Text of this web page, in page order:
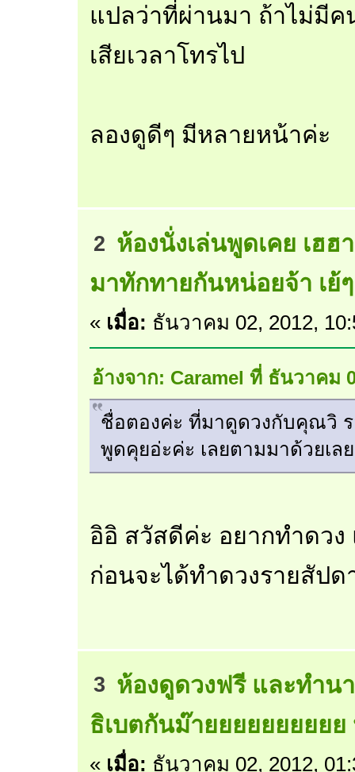
แปลว่าที่ผ่านมา ถ้าไม่มีค
เสียเวลาโทรไป
ลองดูดีๆ มีหลายหน้าค่ะ
2 ห้องนั่งเล่นพูดเคย เฮฮ
มาทักทายกันหน่อยจ้า เย้ๆ
« เมื่อ: ธันวาคม 02, 2012,
อ้างจาก: Caramel ที่ ธันวาคม
ชื่อตองค่ะ ที่มาดูดวงกับคุณวิ
พูดคุยอ่ะค่ะ เลยตามมาด้วยเล
อิอิ สวัสดีค่ะ อยากทำดวง
ก่อนจะได้ทำดวงรายสัปด
3 ห้องดูดวงฟรี และทำน
ธิเบตกันม๊ายยยยยยยยยย
« เมื่อ: ธันวาคม 02, 2012,